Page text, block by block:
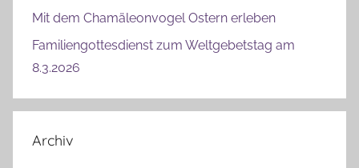
Mit dem Chamäleonvogel Ostern erleben
Familiengottesdienst zum Weltgebetstag am
8.3.2026
Archiv